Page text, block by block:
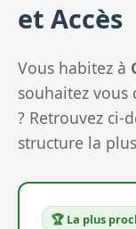
et Accès
Vous habitez à
souhaitez vous
? Retrouvez ci-
structure la
🏆 La plus